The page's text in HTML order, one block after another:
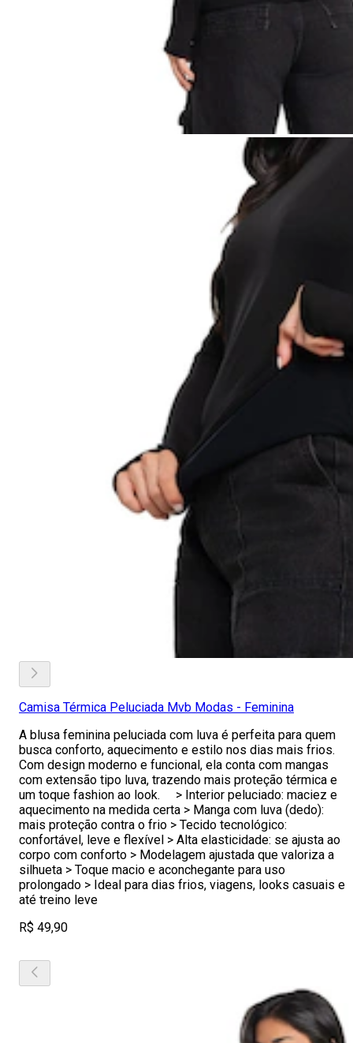
Camisa Térmica Peluciada Mvb Modas - Feminina
A blusa feminina peluciada com luva é perfeita para quem
busca conforto, aquecimento e estilo nos dias mais frios.
Com design moderno e funcional, ela conta com mangas
com extensão tipo luva, trazendo mais proteção térmica e
um toque fashion ao look. > Interior peluciado: maciez e
aquecimento na medida certa > Manga com luva (dedo):
mais proteção contra o frio > Tecido tecnológico:
confortável, leve e flexível > Alta elasticidade: se ajusta ao
corpo com conforto > Modelagem ajustada que valoriza a
silhueta > Toque macio e aconchegante para uso
prolongado > Ideal para dias frios, viagens, looks casuais e
até treino leve
R$ 49,90